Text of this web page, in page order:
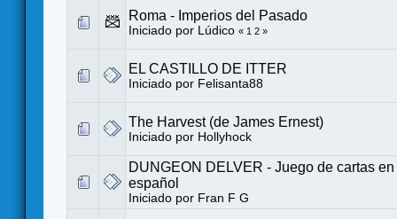
Roma - Imperios del Pasado
Iniciado por Lúdico « 1 2 »
EL CASTILLO DE ITTER
Iniciado por Felisanta88
The Harvest (de James Ernest)
Iniciado por Hollyhock
DUNGEON DELVER - Juego de cartas
español
Iniciado por Fran F G